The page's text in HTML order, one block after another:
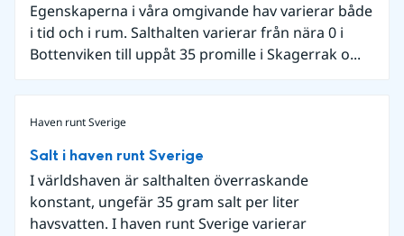
Egenskaperna i våra omgivande hav varierar både
i tid och i rum. Salthalten varierar från nära 0 i
Bottenviken till uppåt 35 promille i Skagerrak o...
Haven runt Sverige
Salt i haven runt Sverige
I världshaven är salthalten överraskande
konstant, ungefär 35 gram salt per liter
havsvatten. I haven runt Sverige varierar